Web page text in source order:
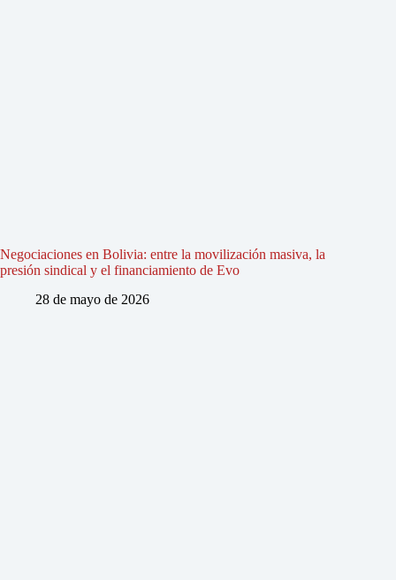
Negociaciones en Bolivia: entre la movilización masiva, la
presión sindical y el financiamiento de Evo
28 de mayo de 2026